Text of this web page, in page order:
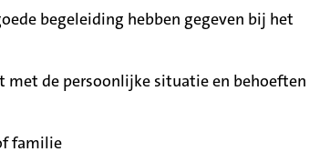
begeleiding hebben gegeven bij het
met de persoonlijke situatie en behoeften
familie